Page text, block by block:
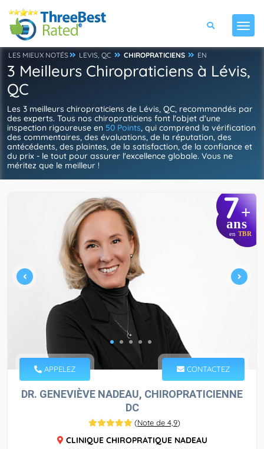
LES MIEUX NOTÉS LEVIS, QC CHIROPRATICIENS EN
3 Meilleurs Chiropraticiens à Lévis,
QC
Les 3 meilleurs chiropraticiens de Lévis, QC, recommandés par
des experts. Tous nos chiropraticiens font l'objet d'une
inspection rigoureuse en 50 Points, qui comprend la vérification
des commentaires, des évaluations, de la réputation, des
antécédents, des plaintes, de la satisfaction, de la confiance et
du prix - le tout pour assurer l'excellence globale. Vous ne
méritez que le meilleur !
7+
ans
en TBR
APPELEZ CONTACTEZ
DR. GENEVIÈVE NADEAU, CHIROPRATICIENNE
DC
(Note de 4,9)
CLINIQUE CHIROPRATIQUE NADEAU